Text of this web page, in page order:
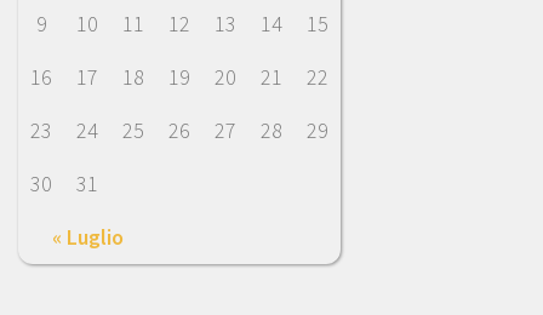
« Luglio
9
10 11 12 13 14
15
16
17 18 19 20 21
22
23
24 25 26 27 28
29
30
31